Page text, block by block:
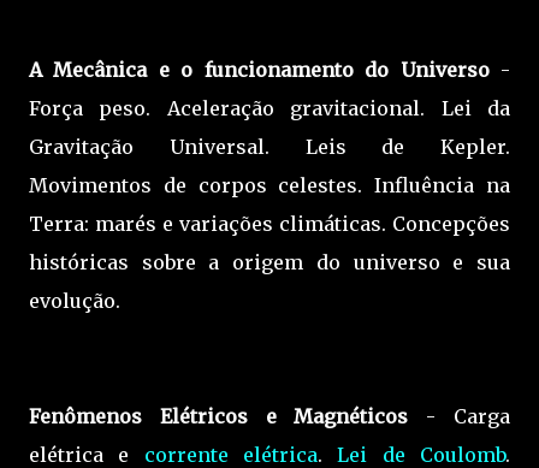
A Mecânica e o funcionamento do Universo-
Força peso. Aceleração gravitacional. Lei da
Gravitação Universal. Leis de Kepler.
Movimentos de corpos celestes. Influência na
Terra: marés e variações climáticas. Concepções
históricas sobre a origem do universo e sua
evolução.
Fenômenos Elétricos e Magnéticos - Carga
elétrica e corrente elétrica.Lei de Coulomb.